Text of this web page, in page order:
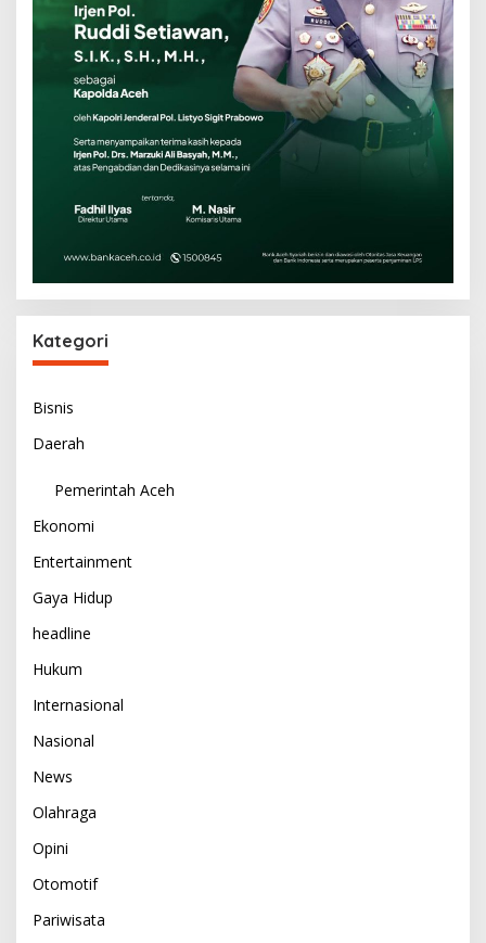
Kategori
Bisnis
Daerah
Pemerintah Aceh
Ekonomi
Entertainment
Gaya Hidup
headline
Hukum
Internasional
Nasional
News
Olahraga
Opini
Otomotif
Pariwisata